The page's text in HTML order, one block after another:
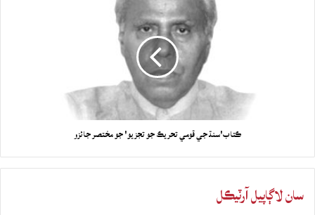
ڪتاب'سنڌ جي قومي تحريڪ جو تجزيو' جو مختصر جائزو
سان لاڳاپيل آرٽيڪل